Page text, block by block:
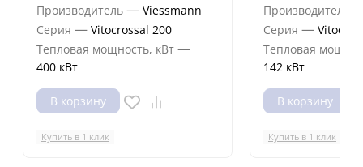
Производитель — Viessmann
Серия — Vitocrossal 200
Тепловая мощность, кВт —
400 кВт
В корзину
Купить в 1 клик
Производитель
Серия —
Тепловая
142 кВт
В корзину
Купить в 1 клик